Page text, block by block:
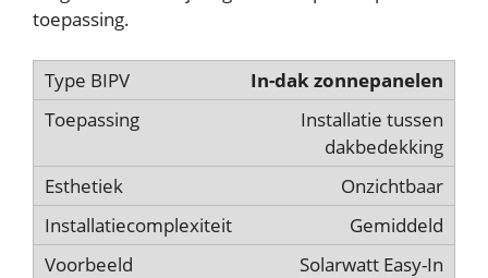
toepassing.
In-dak zonnepanelen
Installatie tussen
dakbedekking
Onzichtbaar
Gemiddeld
Solarwatt Easy-In